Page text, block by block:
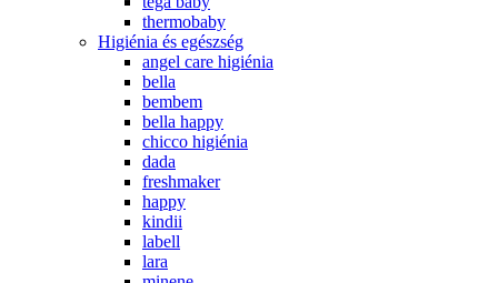
thermobaby
Higiénia és egészség
angel care higiénia
bella
bembem
bella happy
chicco higiénia
dada
freshmaker
happy
kindii
labell
lara